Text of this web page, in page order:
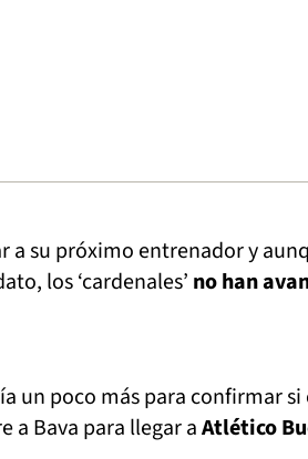
a su próximo entrenador y
los ‘cardenales’ no han
un poco más para confirmar
a Bava para llegar aAtlético